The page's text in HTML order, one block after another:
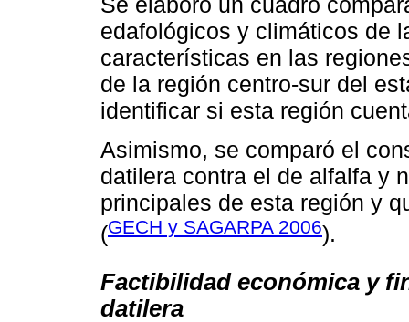
edafológicos y climáticos de
características en las
de la región centro-sur del
identificar si esta región
Asimismo, se comparó el
datilera contra el de alfalfa y
principales de esta región y
(GECH y SAGARPA 2006).
Factibilidad económica y
datilera